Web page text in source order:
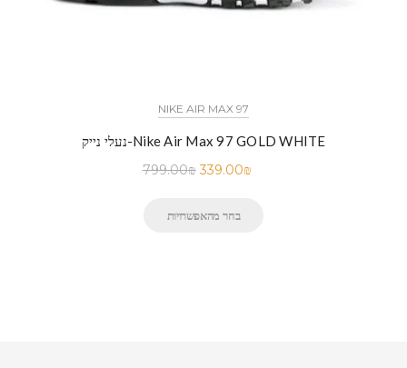
NIKE AIR MAX 97
נעלי נייק-Nike Air Max 97 GOLD WHITE
799.00₪ 339.00₪
בחר מהאפשרויות